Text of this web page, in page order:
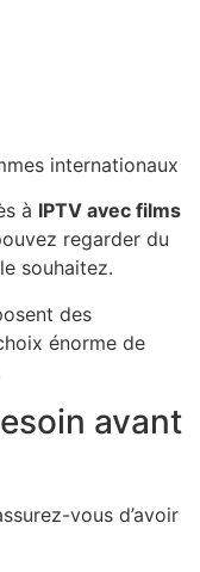
internationaux
à IPTV avec films
regarder du
souhaitez.
des
énorme de
avant
vous d’avoir